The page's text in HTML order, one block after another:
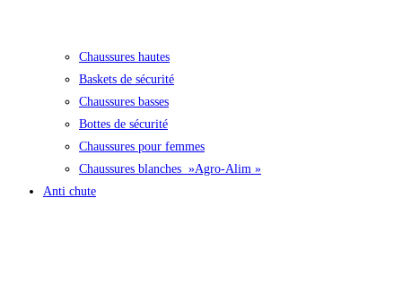
Chaussures hautes
Baskets de sécurité
Chaussures basses
Bottes de sécurité
Chaussures pour femmes
Chaussures blanches »Agro-Alim »
Anti chute